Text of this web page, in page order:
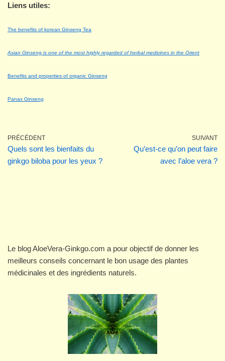
Liens utiles:
The benefits of korean Ginseng Tea
Asian Ginseng is one of the most highly regarded of herbal medicines in the Orient
Benefits and properties of organic Ginseng
Panax Ginseng
PRÉCÉDENT
Quels sont les bienfaits du
ginkgo biloba pour les yeux ?
SUIVANT
Qu’est-ce qu’on peut faire
avec l’aloe vera ?
Le blog AloeVera-Ginkgo.com a pour objectif de donner les
meilleurs conseils concernant le bon usage des plantes
médicinales et des ingrédients naturels.